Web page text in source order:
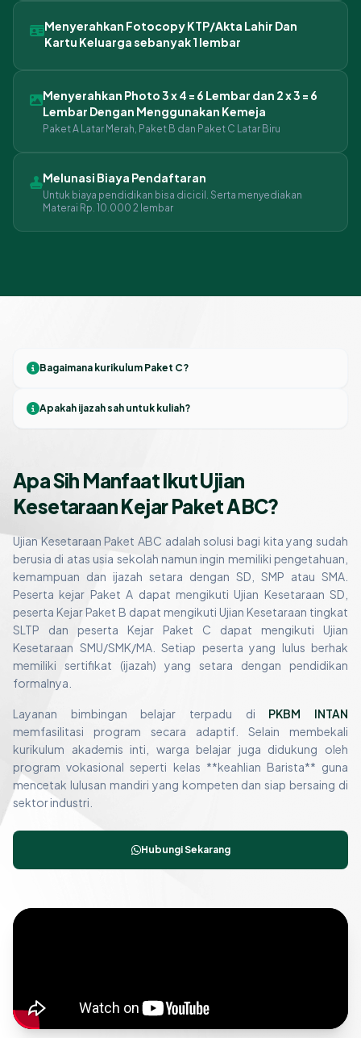
Menyerahkan Fotocopy KTP/Akta Lahir Dan
Kartu Keluarga sebanyak 1 lembar
Menyerahkan Photo 3 x 4 = 6 Lembar dan 2 x 3 = 6
Lembar Dengan Menggunakan Kemeja
Paket A Latar Merah, Paket B dan Paket C Latar Biru
Melunasi Biaya Pendaftaran
Untuk biaya pendidikan bisa dicicil. Serta menyediakan
Materai Rp. 10.000 2 lembar
Bagaimana kurikulum Paket C?
Apakah ijazah sah untuk kuliah?
Apa Sih Manfaat Ikut Ujian
Kesetaraan Kejar Paket ABC?
Ujian Kesetaraan Paket ABC adalah solusi bagi kita yang sudah
berusia di atas usia sekolah namun ingin memiliki pengetahuan,
kemampuan dan ijazah setara dengan SD, SMP atau SMA.
Peserta kejar Paket A dapat mengikuti Ujian Kesetaraan SD,
peserta Kejar Paket B dapat mengikuti Ujian Kesetaraan tingkat
SLTP dan peserta Kejar Paket C dapat mengikuti Ujian
Kesetaraan SMU/SMK/MA. Setiap peserta yang lulus berhak
memiliki sertifikat (ijazah) yang setara dengan pendidikan
formalnya.
Layanan bimbingan belajar terpadu di PKBM INTAN
memfasilitasi program secara adaptif. Selain membekali
kurikulum akademis inti, warga belajar juga didukung oleh
program vokasional seperti kelas **keahlian Barista** guna
mencetak lulusan mandiri yang kompeten dan siap bersaing di
sektor industri.
Hubungi Sekarang